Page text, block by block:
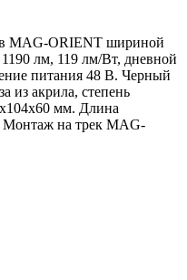
MAG-ORIENT шириной
лм, 119 лм/Вт, дневной
питания 48 В. Черный
из акрила, степень
мм. Длина
Монтаж на трек MAG-